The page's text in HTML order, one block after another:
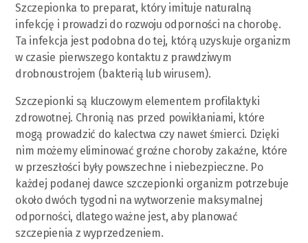
Szczepionka to preparat, który imituje naturalną
infekcję i prowadzi do rozwoju odporności na chorobę.
Ta infekcja jest podobna do tej, którą uzyskuje organizm
w czasie pierwszego kontaktu z prawdziwym
drobnoustrojem (bakterią lub wirusem).
Szczepionki są kluczowym elementem profilaktyki
zdrowotnej. Chronią nas przed powikłaniami, które
mogą prowadzić do kalectwa czy nawet śmierci. Dzięki
nim możemy eliminować groźne choroby zakaźne, które
w przeszłości były powszechne i niebezpieczne. Po
każdej podanej dawce szczepionki organizm potrzebuje
około dwóch tygodni na wytworzenie maksymalnej
odporności, dlatego ważne jest, aby planować
szczepienia z wyprzedzeniem.